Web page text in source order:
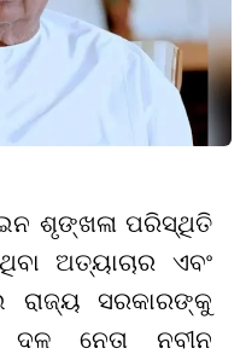
ଶୃଙ୍ଖଳା ପରିସ୍ଥିତି
ଅତ୍ୟାଚାର ଏବଂ
ରାଜ୍ୟ ସରକାରଙ୍କୁ
ଦଳ ନେତା ନବୀନ